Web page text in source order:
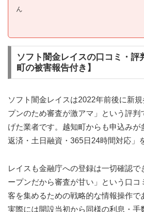
ん
ソフト闇金レイスの口コミ・評
町の被害報告付き】
ソフト闇金レイスは2022年前後に新
プンのため審査が激アマ」という評判
げた業者です。越知町からも申込みが
返済・土日融資・365日24時間対応」
レイスも金融庁への登録は一切確認で
ープンだから審査が甘い」という口コ
客を集めるための戦略的な情報操作で
実際には開設当初から同様の利息・手